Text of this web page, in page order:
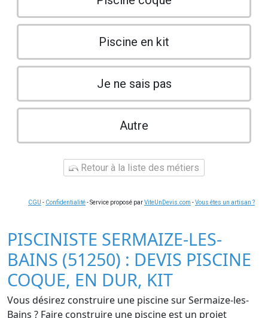
Piscine en kit
Je ne sais pas
Autre
Retour à la liste des métiers
CGU - Confidentialité- Service proposé parViteUnDevis.com -Vous êtes un artisan ?
PISCINISTE SERMAIZE-LES-
BAINS (51250) : DEVIS PISCINE
COQUE, EN DUR, KIT
Vous désirez construire une piscine sur Sermaize-les-
Bains ? Faire construire une piscine est un projet